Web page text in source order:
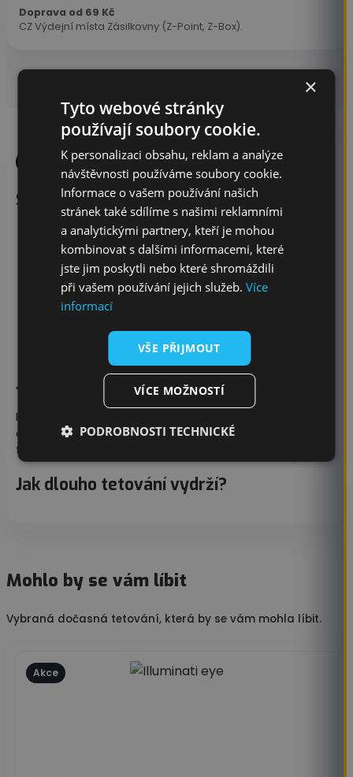
Doprava od 69 Kč
CZ Výdejní místa Zásilkovny (Z-Point, Z-Box).
Stručný návod (podrobný návodZDE)
Důkladně očisti a odmasti pokožku
Vystřihni motiv tak, aby zůstaly jen centimetrové
okraje
Sloupni ochrannou fólii
Přilož tetování vzorem na kůži
Navlhči celou plochu pomocí houbičky/vatového
Chyť tetovací papír za rožek a pomalu sloupni
Jak odstranit dočasné tetování?
Potřete tetování dětským olejíčkem, alkoholem nebo
dvoufázovým odličovačem, po přibližně 10 sekundách
tetování setřete pomocí ubrousku či tampónu.
Jak dlouho tetování vydrží?
Mohlo by se vám líbit
Vybraná dočasná tetování, která by se vám mohla líbit.
Akce
×
Tyto webové stránky
používají soubory cookie.
K personalizaci obsahu, reklam a analýze
návštěvnosti používáme soubory cookie.
Informace o vašem používání našich
stránek také sdílíme s našimi reklamními
a analytickými partnery, kteří je mohou
kombinovat s dalšími informacemi, které
jste jim poskytli nebo které shromáždili
při vašem používání jejich služeb. Více
informací
VŠE PŘIJMOUT
VÍCE MOŽNOSTÍ
PODROBNOSTI TECHNICKÉ